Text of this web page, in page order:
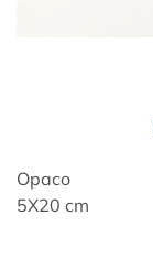
Opaco
5X20 cm